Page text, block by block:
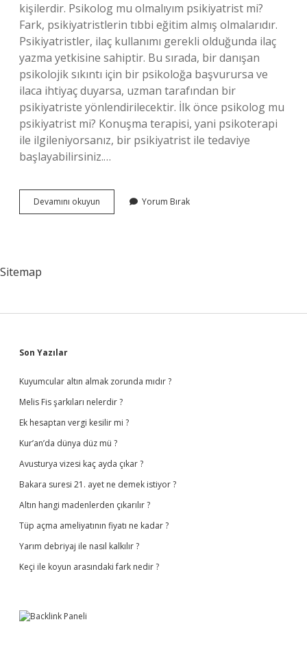
kişilerdir. Psikolog mu olmalıyım psikiyatrist mi?
Fark, psikiyatristlerin tıbbi eğitim almış olmalarıdır.
Psikiyatristler, ilaç kullanımı gerekli olduğunda ilaç
yazma yetkisine sahiptir. Bu sırada, bir danışan
psikolojik sıkıntı için bir psikoloğa başvurursa ve
ilaca ihtiyaç duyarsa, uzman tarafından bir
psikiyatriste yönlendirilecektir. İlk önce psikolog mu
psikiyatrist mi? Konuşma terapisi, yani psikoterapi
ile ilgileniyorsanız, bir psikiyatrist ile tedaviye
başlayabilirsiniz.…
Devamını okuyun Anksiyete
Için
Yorum Bırak
Sitemap
Sidebar
Son Yazılar
Kuyumcular altın almak zorunda mıdır ?
Melis Fis şarkıları nelerdir ?
Ek hesaptan vergi kesilir mi ?
Kur’an’da dünya düz mü ?
Avusturya vizesi kaç ayda çıkar ?
Bakara suresi 21. ayet ne demek istiyor ?
Altın hangi madenlerden çıkarılır ?
Tüp açma ameliyatının fiyatı ne kadar ?
Yarım debriyaj ile nasıl kalkılır ?
Keçi ile koyun arasındaki fark nedir ?